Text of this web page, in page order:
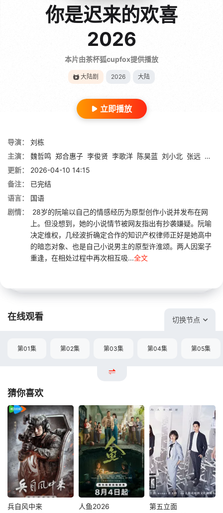
你是迟来的欢喜
2026
本片由茶杯狐cupfox提供播放
大陆剧 2026 大陆
立即播放
导演：
刘栋
主演：
魏哲鸣 郑合惠子 李俊贤 李歌洋 陈昊蓝 刘小北 张远 张沐
更新：
2026-04-10 14:15
备注：
已完结
语言：
国语
剧情：
28岁的阮喻以自己的情感经历为原型创作小说并发布在网
上。但没想到，她的小说情节被网友指出有抄袭嫌疑。阮喻
决定维权，几经波折确定合作的知识产权律师正好是她高中
的暗恋对象、也是自己小说男主的原型许淮颂。两人因案子
重逢，在相处过程中再次相互吸...全文
在线观看 切换节点
第01集 第02集 第03集 第04集 第05集
猜你喜欢
兵自风中来 人鱼2026 第五立面